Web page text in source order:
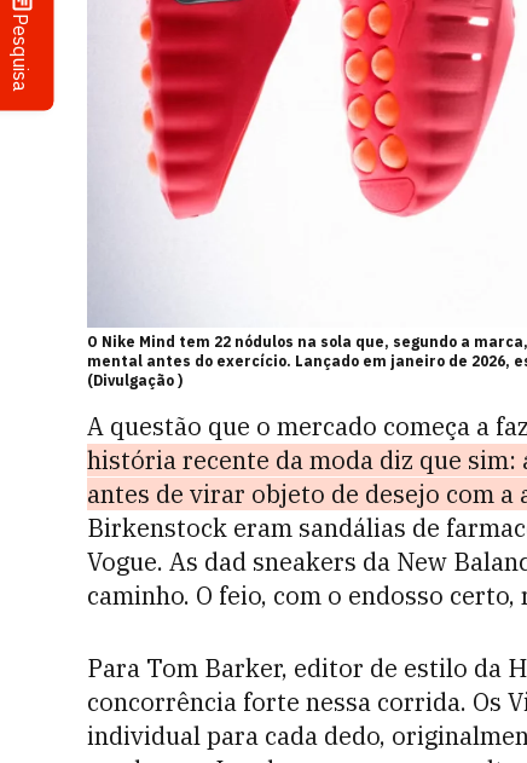
Pesquisa
O Nike Mind tem 22 nódulos na sola que, segundo a
mental antes do exercício. Lançado em janeiro de 2026,
(Divulgação )
A questão que o mercado começa a
história recente da moda diz que
antes de virar objeto de desejo com a
Birkenstock eram sandálias de
Vogue. As dad sneakers da New
caminho. O feio, com o endosso
Para Tom Barker, editor de estilo da
concorrência forte nessa corrida. Os
individual para cada dedo,